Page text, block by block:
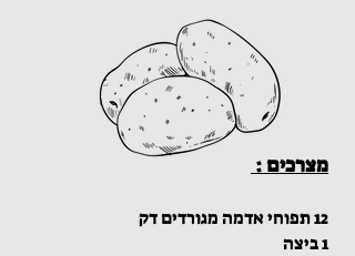
מצרכים :
12 תפוחי אדמה מגורדים דק
1 ביצה